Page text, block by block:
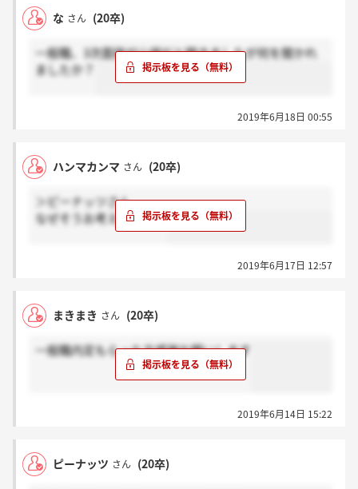
な さん (20卒)
一般職、3次面接が山場だと聞きましたが何を聞かれ
ましたか？
2019年6月18日 00:55
ハンマカンマ さん (20卒)
＞ピーナッツさん
なぜそうお考えですか？
2019年6月17日 12:57
まきまき さん (20卒)
一般職内定もらった方感謝お願いします
2019年6月14日 15:22
ピーナッツ さん (20卒)